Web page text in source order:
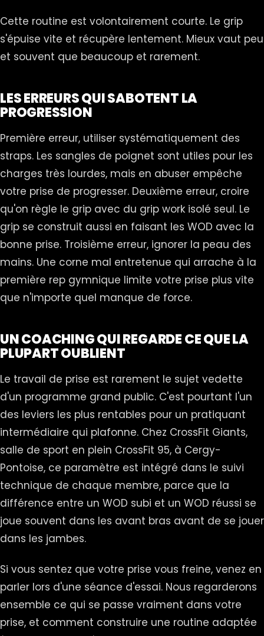
Cette routine est volontairement courte. Le grip
s'épuise vite et récupère lentement. Mieux vaut peu
et souvent que beaucoup et rarement.
LES ERREURS QUI SABOTENT LA
PROGRESSION
Première erreur, utiliser systématiquement des
straps. Les sangles de poignet sont utiles pour les
charges très lourdes, mais en abuser empêche
votre prise de progresser. Deuxième erreur, croire
qu'on règle le grip avec du grip work isolé seul. Le
grip se construit aussi en faisant les WOD avec la
bonne prise. Troisième erreur, ignorer la peau des
mains. Une corne mal entretenue qui arrache à la
première rep gymnique limite votre prise plus vite
que n'importe quel manque de force.
UN COACHING QUI REGARDE CE QUE LA
PLUPART OUBLIENT
Le travail de prise est rarement le sujet vedette
d'un programme grand public. C'est pourtant l'un
des leviers les plus rentables pour un pratiquant
intermédiaire qui plafonne. Chez CrossFit Giants,
salle de sport en plein CrossFit 95, à Cergy-
Pontoise, ce paramètre est intégré dans le suivi
technique de chaque membre, parce que la
différence entre un WOD subi et un WOD réussi se
joue souvent dans les avant bras avant de se jouer
dans les jambes.
Si vous sentez que votre prise vous freine, venez en
parler lors d'une séance d'essai. Nous regarderons
ensemble ce qui se passe vraiment dans votre
prise, et comment construire une routine adaptée